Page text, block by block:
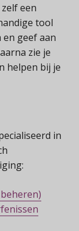
een
tool
geef aan
zie je
helpen bij je
in